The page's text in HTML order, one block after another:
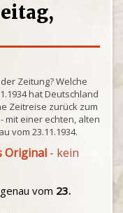
Zeitung? Welche
hat Deutschland
Zeitreise zurück zum
mit einer echten, alten
vom 23.11.1934.
Original - kein
vom 23.